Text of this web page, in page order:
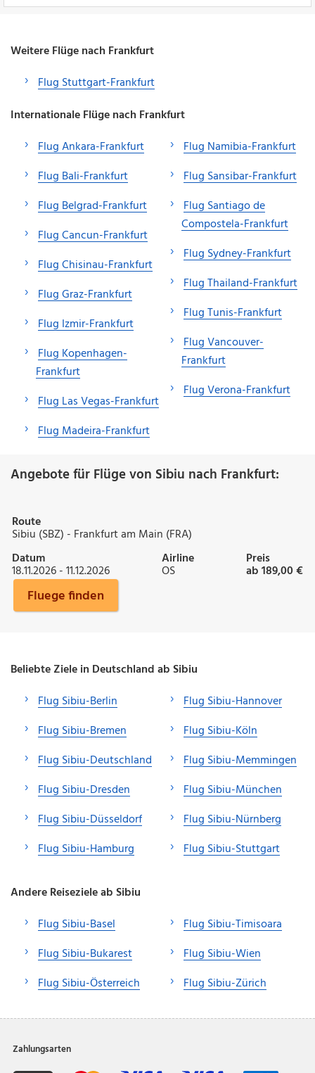
Weitere Flüge nach Frankfurt
Flug Stuttgart-Frankfurt
Internationale Flüge nach Frankfurt
Flug Ankara-Frankfurt
Flug Bali-Frankfurt
Flug Belgrad-Frankfurt
Flug Cancun-Frankfurt
Flug Chisinau-Frankfurt
Flug Graz-Frankfurt
Flug Izmir-Frankfurt
Flug Kopenhagen-
Frankfurt
Flug Las Vegas-Frankfurt
Flug Madeira-Frankfurt
Flug Namibia-Frankfurt
Flug Sansibar-Frankfurt
Flug Santiago de
Compostela-Frankfurt
Flug Sydney-Frankfurt
Flug Thailand-Frankfurt
Flug Tunis-Frankfurt
Flug Vancouver-
Frankfurt
Flug Verona-Frankfurt
Angebote für Flüge von Sibiu nach Frankfurt:
Route
Sibiu (SBZ) - Frankfurt am Main (FRA)
Datum
18.11.2026 - 11.12.2026
Airline
OS
Preis
ab 189,00 €
Fluege finden
Beliebte Ziele in Deutschland ab Sibiu
Flug Sibiu-Berlin
Flug Sibiu-Bremen
Flug Sibiu-Deutschland
Flug Sibiu-Dresden
Flug Sibiu-Düsseldorf
Flug Sibiu-Hamburg
Flug Sibiu-Hannover
Flug Sibiu-Köln
Flug Sibiu-Memmingen
Flug Sibiu-München
Flug Sibiu-Nürnberg
Flug Sibiu-Stuttgart
Andere Reiseziele ab Sibiu
Flug Sibiu-Basel
Flug Sibiu-Bukarest
Flug Sibiu-Österreich
Flug Sibiu-Timisoara
Flug Sibiu-Wien
Flug Sibiu-Zürich